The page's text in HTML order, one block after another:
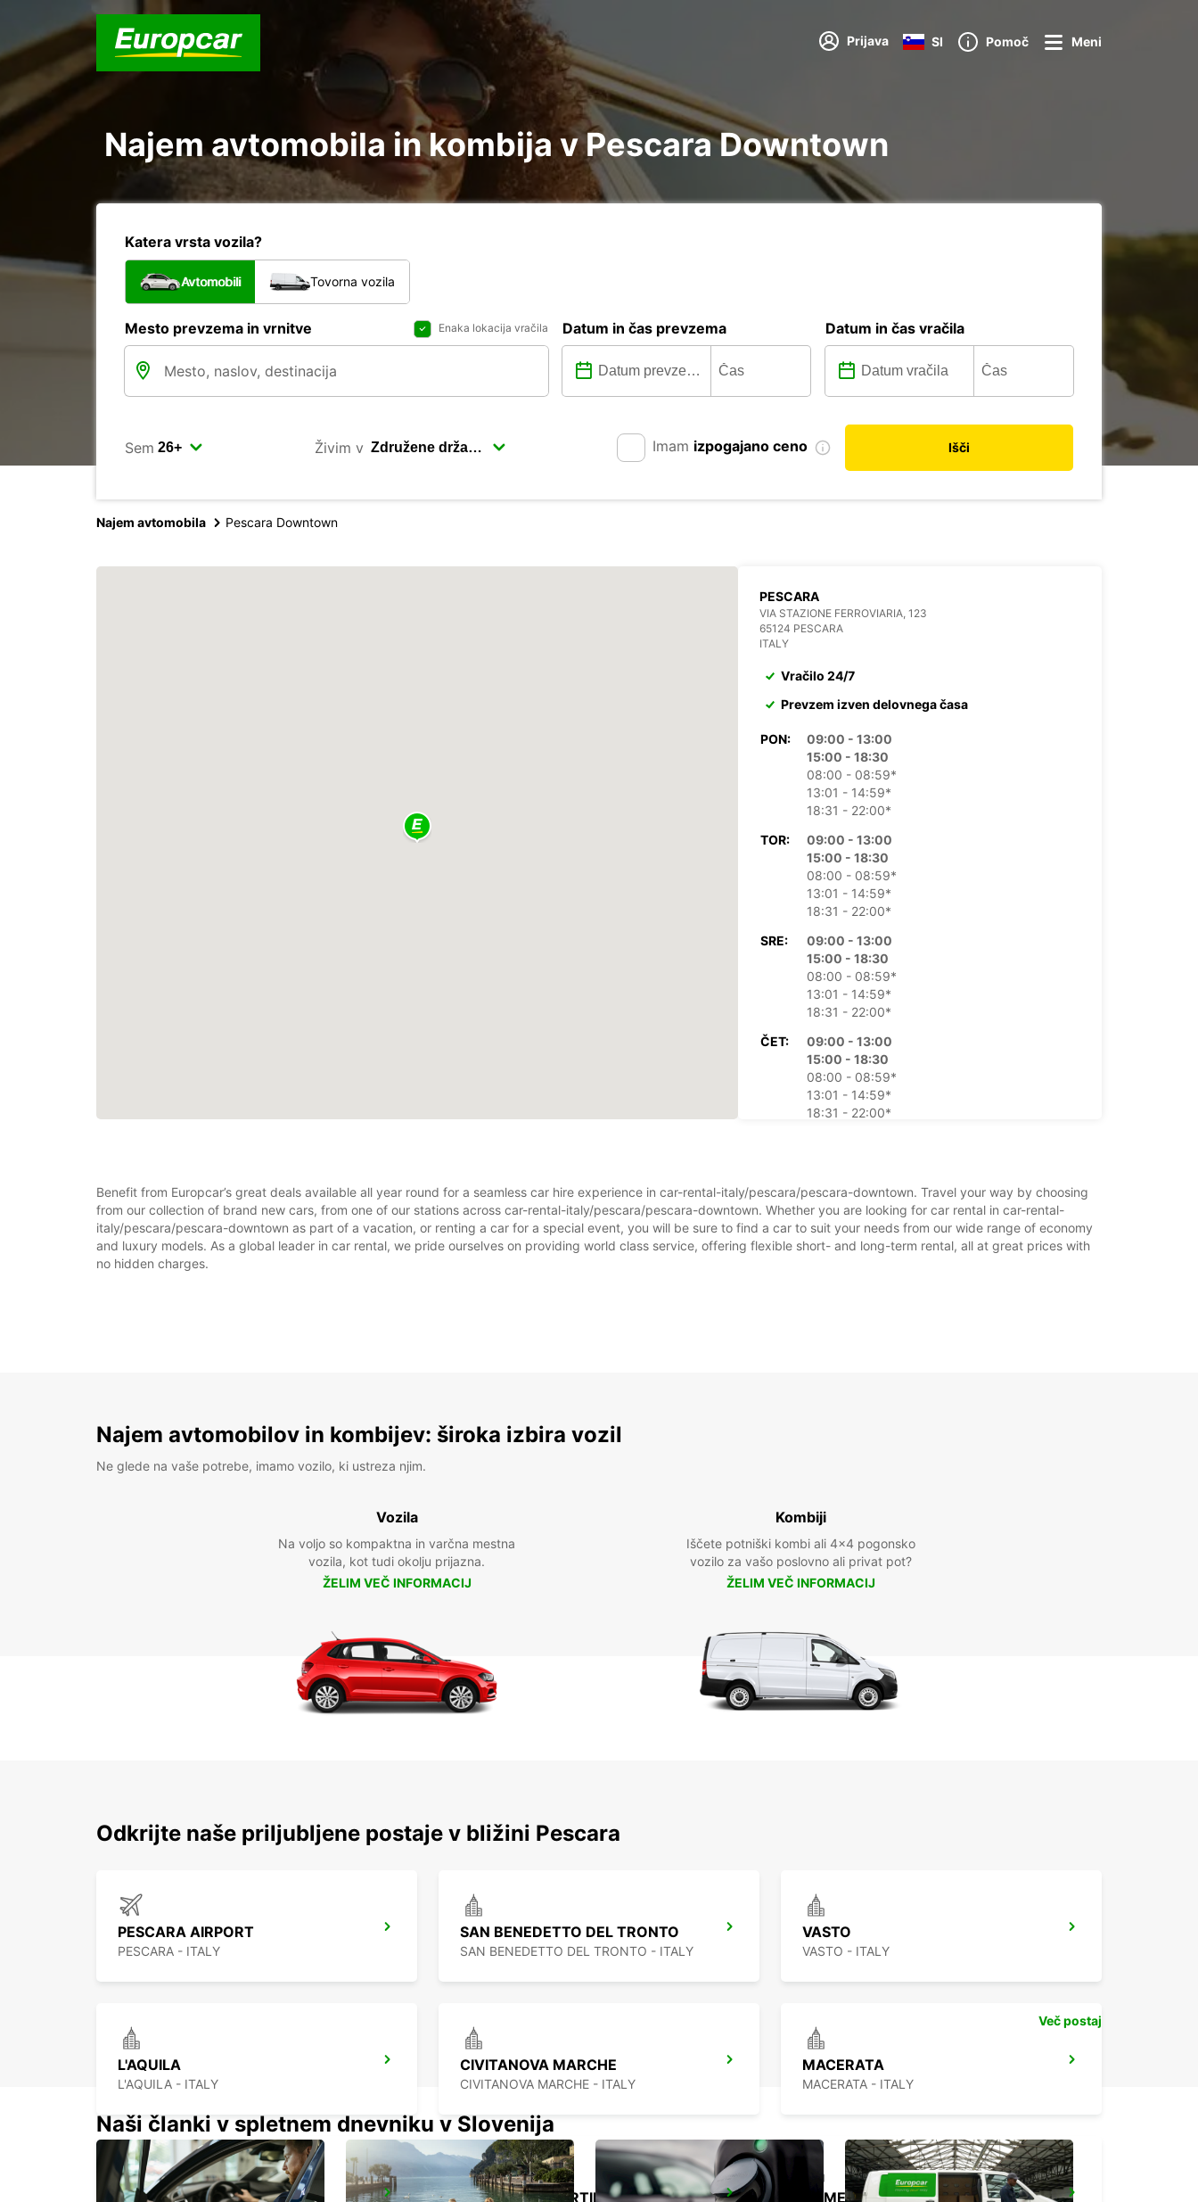
Prijava SI Pomoč Meni
Najem avtomobila in kombija v Pescara Downtown
Katera vrsta vozila?
Avtomobili Tovorna vozila
Mesto prevzema in vrnitve Enaka lokacija vračila Datum in čas prevzema Datum in čas vračila
Sem Živim v Imam izpogajano ceno Išči
Najem avtomobila Pescara Downtown
PESCARA
VIA STAZIONE FERROVIARIA, 123
65124 PESCARA
ITALY
Vračilo 24/7
Prevzem izven delovnega časa
PON:
09:00 - 13:00
15:00 - 18:30
08:00 - 08:59*
13:01 - 14:59*
18:31 - 22:00*
TOR:
09:00 - 13:00
15:00 - 18:30
08:00 - 08:59*
13:01 - 14:59*
18:31 - 22:00*
SRE:
09:00 - 13:00
15:00 - 18:30
08:00 - 08:59*
13:01 - 14:59*
18:31 - 22:00*
ČET:
09:00 - 13:00
15:00 - 18:30
08:00 - 08:59*
13:01 - 14:59*
18:31 - 22:00*
13:01 - 14:59*
18:31 - 22:00*
SOB:
09:00 - 12:00
Benefit from Europcar’s great deals available all year round for a seamless car hire experience in car-rental-italy/pescara/pescara-downtown. Travel your way by choosing
from our collection of brand new cars, from one of our stations across car-rental-italy/pescara/pescara-downtown. Whether you are looking for car rental in car-rental-
italy/pescara/pescara-downtown as part of a vacation, or renting a car for a special event, you will be sure to find a car to suit your needs from our wide range of economy
and luxury models. As a global leader in car rental, we pride ourselves on providing world class service, offering flexible short- and long-term rental, all at great prices with
no hidden charges.
Najem avtomobilov in kombijev: široka izbira vozil
Ne glede na vaše potrebe, imamo vozilo, ki ustreza njim.
Vozila
Na voljo so kompaktna in varčna mestna
vozila, kot tudi okolju prijazna.
ŽELIM VEČ INFORMACIJ
Kombiji
Iščete potniški kombi ali 4x4 pogonsko
vozilo za vašo poslovno ali privat pot?
ŽELIM VEČ INFORMACIJ
Odkrijte naše priljubljene postaje v bližini Pescara
PESCARA AIRPORT
PESCARA - ITALY
SAN BENEDETTO DEL TRONTO
SAN BENEDETTO DEL TRONTO - ITALY
VASTO
VASTO - ITALY
L'AQUILA
L'AQUILA - ITALY
CIVITANOVA MARCHE
CIVITANOVA MARCHE - ITALY
MACERATA
MACERATA - ITALY
ANCONA AIRPORT ROME VIA TIBURTINA ROME VIA DEI PRATI FISCALI
Več postaj
Naši članki v spletnem dnevniku v Slovenija